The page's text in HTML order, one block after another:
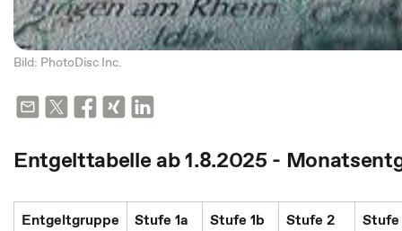
Bild: PhotoDisc Inc.
Entgelttabelle ab 1.8.2025 -
Entgeltgruppe Stufe 1a Stufe 1b Stufe 2